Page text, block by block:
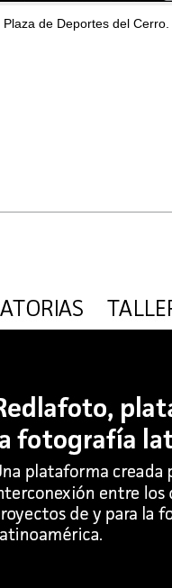
Plaza de Deportes del Cerro.